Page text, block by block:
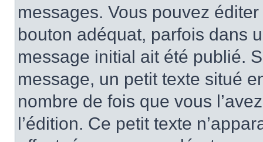
messages. Vous pouvez
bouton adéquat, parfois dans
message initial ait été publié.
message, un petit texte situé
nombre de fois que vous
l’édition. Ce petit texte